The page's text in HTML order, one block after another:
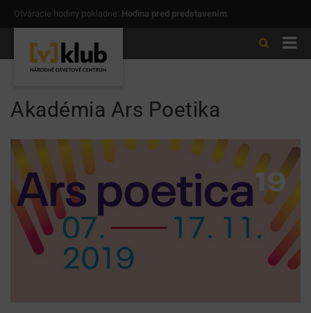
Otváracie hodiny pokladne: Hodina pred predstavením
Akadémia Ars Poetika